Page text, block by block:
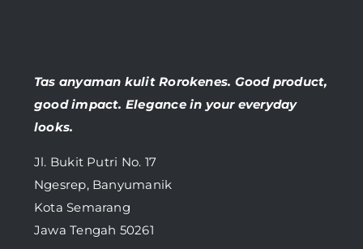
Tas anyaman kulit Rorokenes. Good product,
good impact. Elegance in your everyday
looks.
Jl. Bukit Putri No. 17
Ngesrep, Banyumanik
Kota Semarang
Jawa Tengah 50261